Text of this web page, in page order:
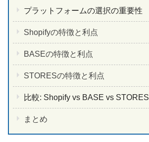
プラットフォームの選択の重要性
Shopifyの特徴と利点
BASEの特徴と利点
STORESの特徴と利点
比較: Shopify vs BASE vs STORES
まとめ